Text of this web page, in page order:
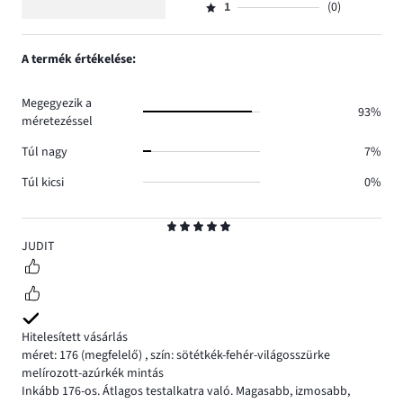
5
JUDIT
Hitelesített vásárlás
méret: 176 (megfelelő) ,szín: sötétkék-fehér-világosszürke
melírozott-azúrkék mintás
Inkább 176-os. Átlagos testalkatra való. Magasabb, izmosabb,
szavazatok
2,
Osztályzat
1,
1 (0)
A termék értékelése:
Megegyezik a
méretezéssel
93%
Túl nagy
7%
Túl kicsi
0%